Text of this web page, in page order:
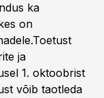
ka
on
ja
1. oktoobrist
võib taotleda